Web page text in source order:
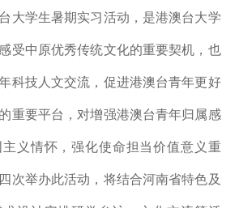
大学生暑期实习活动，是港澳台大学
受中原优秀传统文化的重要契机，也
科技人文交流，促进港澳台青年更好
重要平台，对增强港澳台青年归属感
义情怀，强化使命担当价值意义重
次举办此活动，将结合河南省特色及